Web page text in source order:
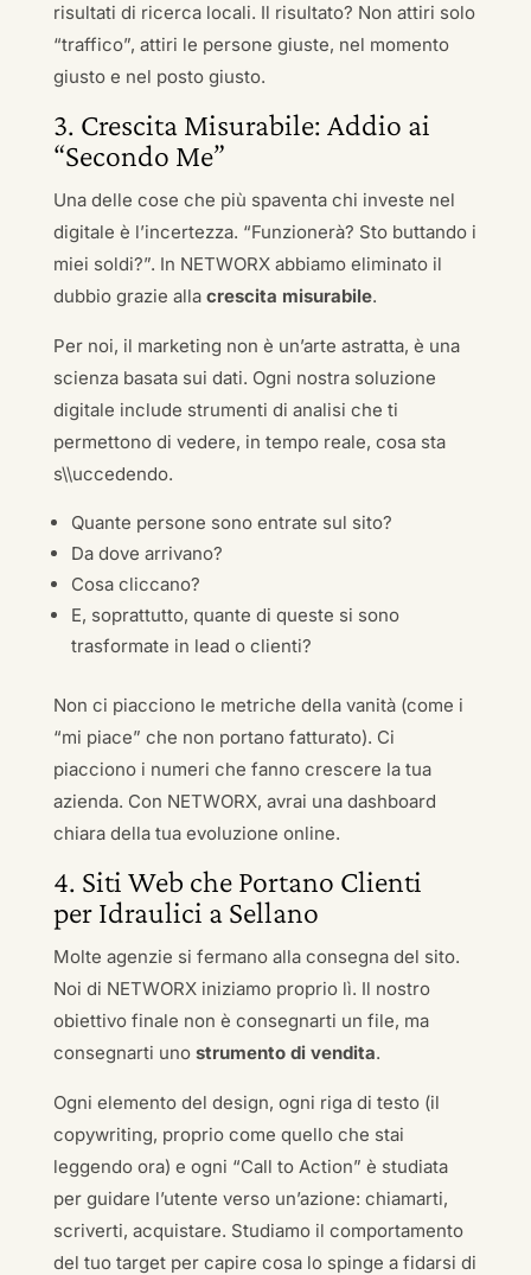
risultati di ricerca locali. Il risultato? Non attiri solo
“traffico”, attiri le persone giuste, nel momento
giusto e nel posto giusto.
3. Crescita Misurabile: Addio ai
“Secondo Me”
Una delle cose che più spaventa chi investe nel
digitale è l’incertezza. “Funzionerà? Sto buttando i
miei soldi?”. In NETWORX abbiamo eliminato il
dubbio grazie alla crescita misurabile.
Per noi, il marketing non è un’arte astratta, è una
scienza basata sui dati. Ogni nostra soluzione
digitale include strumenti di analisi che ti
permettono di vedere, in tempo reale, cosa sta
s\\uccedendo.
Quante persone sono entrate sul sito?
Da dove arrivano?
Cosa cliccano?
E, soprattutto, quante di queste si sono
trasformate in lead o clienti?
Non ci piacciono le metriche della vanità (come i
“mi piace” che non portano fatturato). Ci
piacciono i numeri che fanno crescere la tua
azienda. Con NETWORX, avrai una dashboard
chiara della tua evoluzione online.
4. Siti Web che Portano Clienti
per Idraulici a Sellano
Molte agenzie si fermano alla consegna del sito.
Noi di NETWORX iniziamo proprio lì. Il nostro
obiettivo finale non è consegnarti un file, ma
consegnarti uno strumento di vendita.
Ogni elemento del design, ogni riga di testo (il
copywriting, proprio come quello che stai
leggendo ora) e ogni “Call to Action” è studiata
per guidare l’utente verso un’azione: chiamarti,
scriverti, acquistare. Studiamo il comportamento
del tuo target per capire cosa lo spinge a fidarsi di